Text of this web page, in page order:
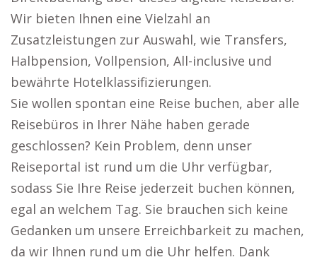
Wir bieten Ihnen eine Vielzahl an
Zusatzleistungen zur Auswahl, wie Transfers,
Halbpension, Vollpension, All-inclusive und
bewährte Hotelklassifizierungen.
Sie wollen spontan eine Reise buchen, aber alle
Reisebüros in Ihrer Nähe haben gerade
geschlossen? Kein Problem, denn unser
Reiseportal ist rund um die Uhr verfügbar,
sodass Sie Ihre Reise jederzeit buchen können,
egal an welchem Tag. Sie brauchen sich keine
Gedanken um unsere Erreichbarkeit zu machen,
da wir Ihnen rund um die Uhr helfen. Dank